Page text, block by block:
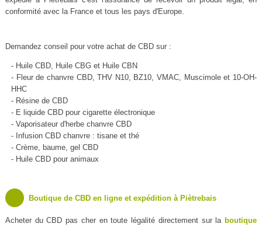
conformité avec la France et tous les pays d'Europe.
Demandez conseil pour votre achat de CBD sur :
- Huile CBD, Huile CBG et Huile CBN
- Fleur de chanvre CBD, THV N10, BZ10, VMAC, Muscimole et 10-OH-
HHC
- Résine de CBD
- E liquide CBD pour cigarette électronique
- Vaporisateur d'herbe chanvre CBD
- Infusion CBD chanvre : tisane et thé
- Crème, baume, gel CBD
- Huile CBD pour animaux
Boutique de CBD en ligne et expédition à Piètrebais
Acheter du CBD pas cher en toute légalité directement sur la boutique